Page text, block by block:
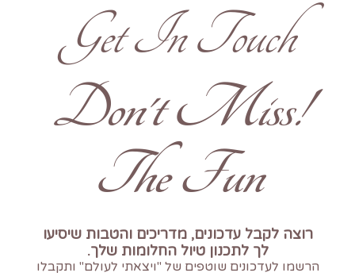
Get In Touch
!Don't Miss
The Fun